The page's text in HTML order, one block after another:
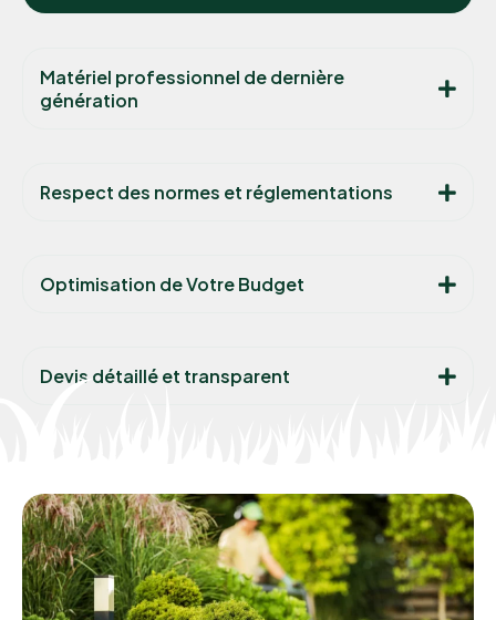
Matériel professionnel de dernière
génération
Respect des normes et réglementations
Optimisation de Votre Budget
Devis détaillé et transparent